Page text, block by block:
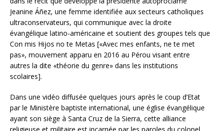
Jeanine Áñez, une femme identifiée aux secteurs catholiques
ultraconservateurs, qui communique avec la droite
évangélique latino-américaine et soutient des groupes tels que
Con mis Hijos no te Metas [«Avec mes enfants, ne te met
pas», mouvement apparu en 2016 au Pérou visant entre
autres la dite «théorie du genre» dans les institutions
scolaires].
Dans une vidéo diffusée quelques jours après le coup d’Etat
par le Ministère baptiste international, une église évangélique
ayant son siège à Santa Cruz de la Sierra, cette alliance
religieuse et militaire est incarnée par les paroles du colonel